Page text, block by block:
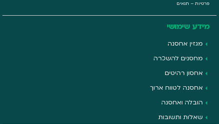
פרטיות – תנאים
מידע שימושי
מגזין אחסנה
מחסנים להשכרה
אחסון רהיטים
אחסנה לטווח ארוך
הובלה ואחסנה
שאלות ותשובות